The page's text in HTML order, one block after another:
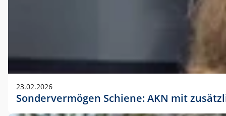
23.02.2026
Sondervermögen Schiene: AKN mit